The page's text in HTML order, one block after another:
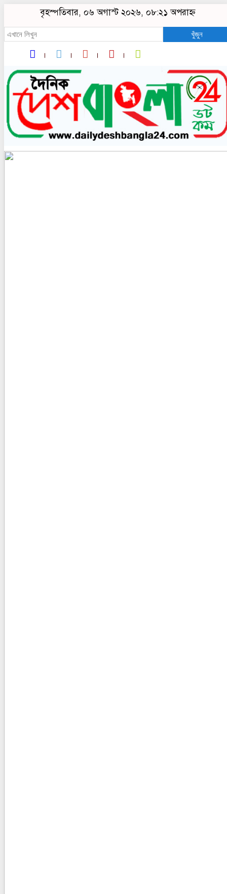
বৃহস্পতিবার, ০৬ অগাস্ট ২০২৬, ০৮:২১ অপরাহ্ন
খুঁজুন